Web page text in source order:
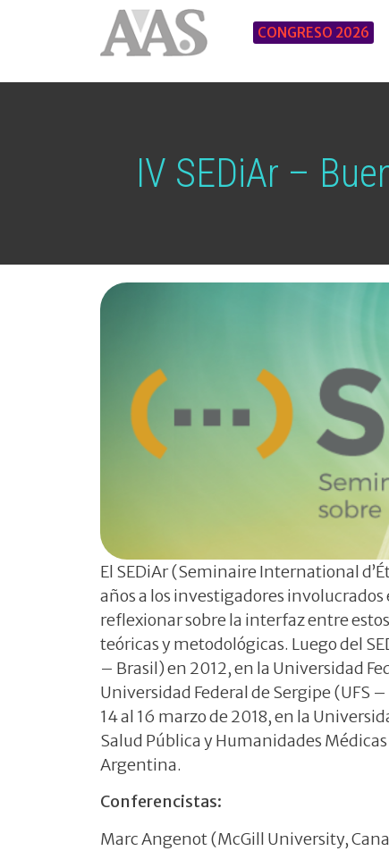
CONGRESO 2026
IV SEDiAr –
El SEDiAr (Seminaire International
años a los investigadores
reflexionar sobre la interfaz entre
teóricas y metodológicas. Luego del
– Brasil) en 2012, en la Universidad
Universidad Federal de Sergipe (UFS
14 al 16 marzo de 2018, en la
Salud Pública y Humanidades
Argentina.
Conferencistas:
Marc Angenot (McGill University,